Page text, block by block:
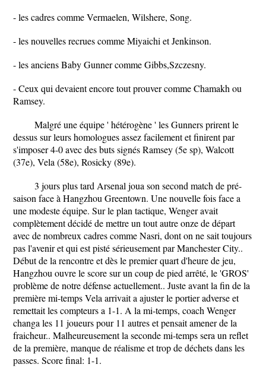
- les cadres comme Vermaelen, Wilshere, Song.
- les nouvelles recrues comme Miyaichi et Jenkinson.
- les anciens Baby Gunner comme Gibbs,Szczesny.
- Ceux qui devaient encore tout prouver comme Chamakh ou
Ramsey.
Malgré une équipe ' hétérogène ' les Gunners prirent le
dessus sur leurs homologues assez facilement et finirent par
s'imposer 4-0 avec des buts signés Ramsey (5e sp), Walcott
(37e), Vela (58e), Rosicky (89e).
3 jours plus tard Arsenal joua son second match de pré-
saison face à Hangzhou Greentown. Une nouvelle fois face a
une modeste équipe. Sur le plan tactique, Wenger avait
complètement décidé de mettre un tout autre onze de départ
avec de nombreux cadres comme Nasri, dont on ne sait toujours
pas l'avenir et qui est pisté sérieusement par Manchester City..
Début de la rencontre et dès le premier quart d'heure de jeu,
Hangzhou ouvre le score sur un coup de pied arrêté, le 'GROS'
problème de notre défense actuellement.. Juste avant la fin de la
première mi-temps Vela arrivait a ajuster le portier adverse et
remettait les compteurs a 1-1. A la mi-temps, coach Wenger
changa les 11 joueurs pour 11 autres et pensait amener de la
fraicheur.. Malheureusement la seconde mi-temps sera un reflet
de la première, manque de réalisme et trop de déchets dans les
passes. Score final: 1-1.